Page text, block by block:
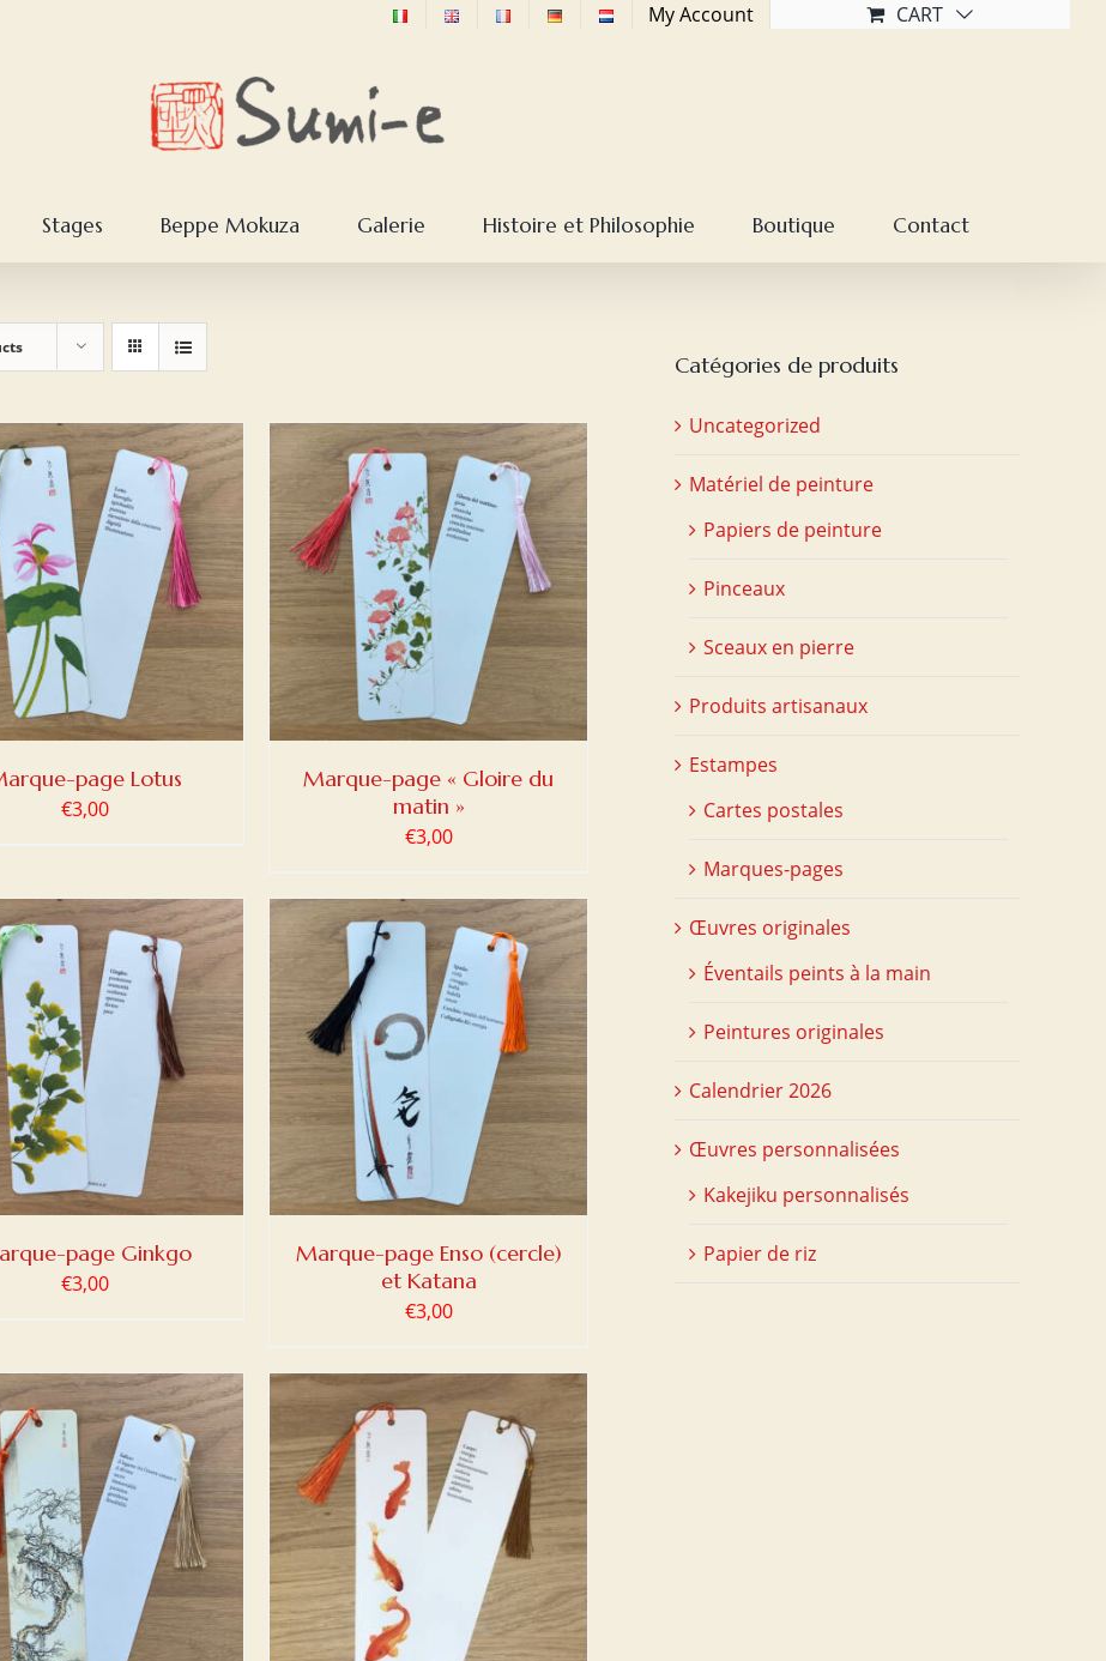
My Account CART
Stages Beppe Mokuza Galerie Histoire et Philosophie Boutique Contact
page Lotus
€3,00
AU PANIER / DETAILS
Marque-page « Gloire du
matin »
€3,00
page Ginkgo
€3,00
AU PANIER / DETAILS
Marque-page Enso (cercle)
et Katana
€3,00
AU PANIER DETAILS
Catégories de produits
Uncategorized
Matériel de peinture
Papiers de peinture
Pinceaux
Sceaux en pierre
Produits artisanaux
Estampes
Cartes postales
Marques-pages
Œuvres originales
Éventails peints à la main
Peintures originales
Calendrier 2026
Œuvres personnalisées
Kakejiku personnalisés
Papier de riz